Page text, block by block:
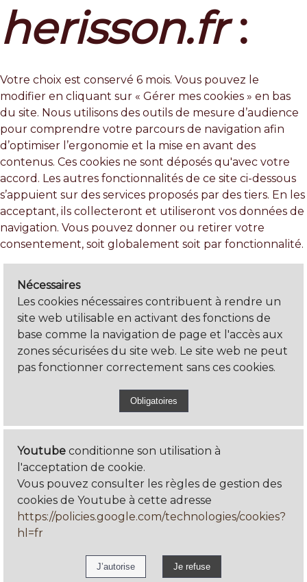
herisson.fr:
Votre choix est conservé 6 mois. Vous pouvez le
modifier en cliquant sur « Gérer mes cookies » en bas
du site. Nous utilisons des outils de mesure d’audience
pour comprendre votre parcours de navigation afin
d’optimiser l’ergonomie et la mise en avant des
contenus. Ces cookies ne sont déposés qu'avec votre
accord. Les autres fonctionnalités de ce site ci-dessous
s’appuient sur des services proposés par des tiers. En les
acceptant, ils collecteront et utiliseront vos données de
navigation. Vous pouvez donner ou retirer votre
consentement, soit globalement soit par fonctionnalité.
Nécessaires
Les cookies nécessaires contribuent à rendre un
site web utilisable en activant des fonctions de
base comme la navigation de page et l'accès aux
zones sécurisées du site web. Le site web ne peut
pas fonctionner correctement sans ces cookies.
Youtube conditionne son utilisation à
l'acceptation de cookie.
Vous pouvez consulter les règles de gestion des
cookies de Youtube à cette adresse
https://policies.google.com/technologies/cookies?
hl=fr